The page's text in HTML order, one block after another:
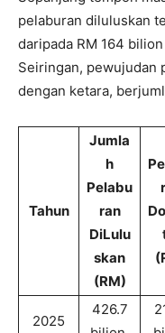
pelaburan diluluskan
daripada RM 164
Seiringan, pewujudan
dengan ketara,
Tahun
Jumla
h
Pelabu
ran
DiLulu
skan
(RM)
2025
426.7